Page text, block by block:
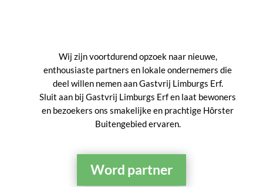
Wij zijn voortdurend opzoek naar nieuwe,
enthousiaste partners en lokale ondernemers die
deel willen nemen aan Gastvrij Limburgs Erf.
Sluit aan bij Gastvrij Limburgs Erf en laat bewoners
en bezoekers ons smakelijke en prachtige Hôrster
Buitengebied ervaren.
Word partner